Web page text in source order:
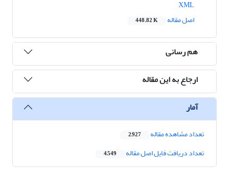
اصل مقاله
448.82 K
هم رسانی
ارجاع به این مقاله
آمار
تعداد مشاهده مقاله 2,927
تعداد دریافت فایل اصل مقاله 4,549